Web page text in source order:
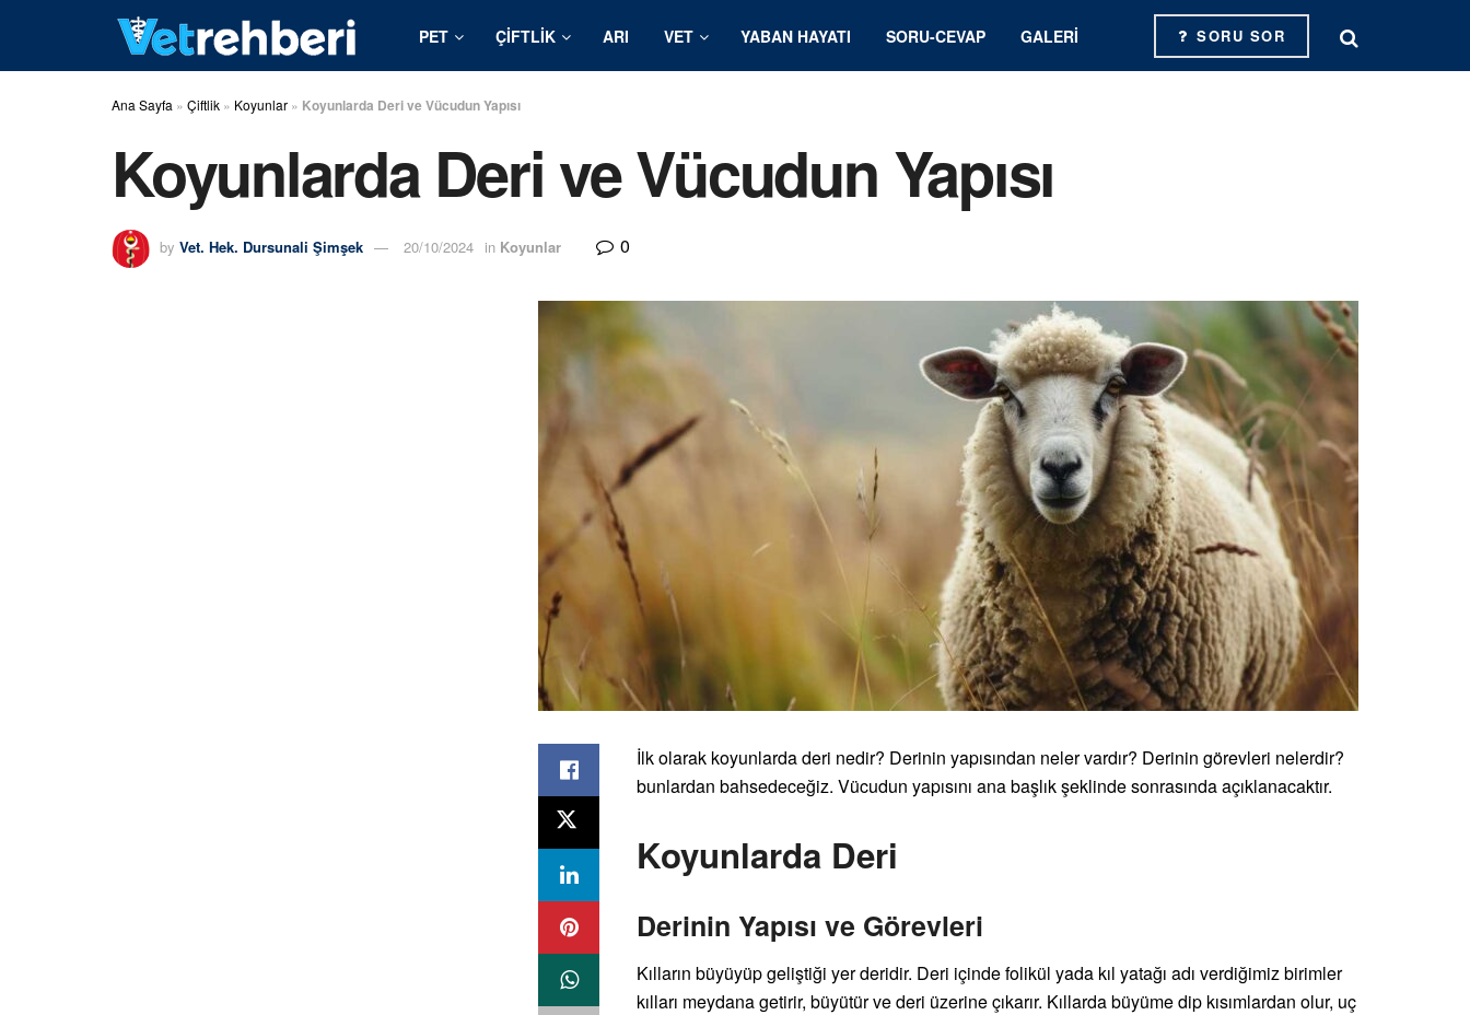
PET ÇIFTLIK ARI VET YABAN HAYATI SORU-CEVAP GALERI SORU SOR
Ana Sayfa » Çiftlik » Koyunlar » Koyunlarda Deri ve Vücudun Yapısı
Koyunlarda Deri ve Vücudun Yapısı
by Vet. Hek. Dursunali Şimşek 20/10/2024 in Koyunlar 0
İlk olarak koyunlarda deri nedir? Derinin yapısından neler vardır? Derinin görevleri nelerdir?
bunlardan bahsedeceğiz. Vücudun yapısını ana başlık şeklinde sonrasında açıklanacaktır.
Koyunlarda Deri
Derinin Yapısı ve Görevleri
Kılların büyüyüp geliştiği yer deridir. Deri içinde folikül yada kıl yatağı adı verdiğimiz birimler
kılları meydana getirir, büyütür ve deri üzerine çıkarır. Kıllarda büyüme dip kısımlardan olur, uç